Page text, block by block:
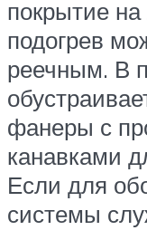
покрытие на
подогрев
реечным. В
фанеры с
канавками
Если для
системы